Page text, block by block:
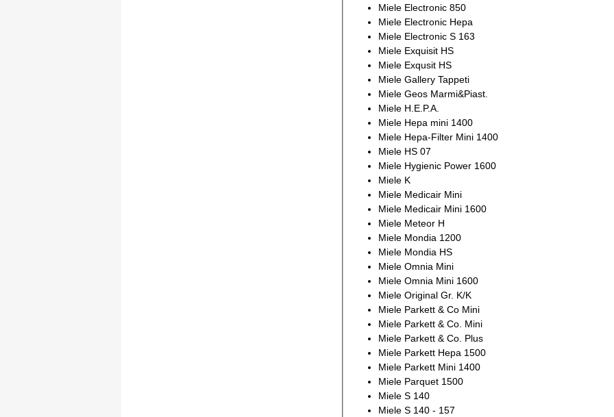
Miele Electronic 850
Miele Electronic Hepa
Miele Electronic S 163
Miele Exquisit HS
Miele Exqusit HS
Miele Gallery Tappeti
Miele Geos Marmi&Piast.
Miele H.E.P.A.
Miele Hepa mini 1400
Miele Hepa-Filter Mini 1400
Miele HS 07
Miele Hygienic Power 1600
Miele K
Miele Medicair Mini
Miele Medicair Mini 1600
Miele Meteor H
Miele Mondia 1200
Miele Mondia HS
Miele Omnia Mini
Miele Omnia Mini 1600
Miele Original Gr. K/K
Miele Parkett & Co Mini
Miele Parkett & Co. Mini
Miele Parkett & Co. Plus
Miele Parkett Hepa 1500
Miele Parkett Mini 1400
Miele Parquet 1500
Miele S 140
Miele S 140 - 157